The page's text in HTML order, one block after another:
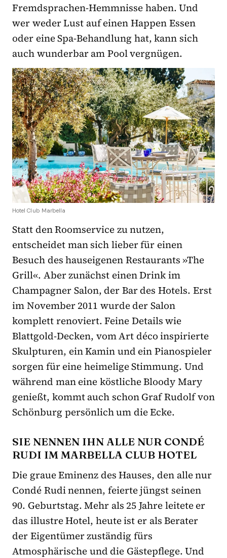
Fremdsprachen-Hemmnisse haben. Und
wer weder Lust auf einen Happen Essen
oder eine Spa-Behandlung hat, kann sich
auch wunderbar am Pool vergnügen.
Hotel Club Marbella
Statt den Roomservice zu nutzen,
entscheidet man sich lieber für einen
Besuch des hauseigenen Restaurants »The
Grill«. Aber zunächst einen Drink im
Champagner Salon, der Bar des Hotels. Erst
im November 2011 wurde der Salon
komplett renoviert. Feine Details wie
Blattgold-Decken, vom Art déco inspirierte
Skulpturen, ein Kamin und ein Pianospieler
sorgen für eine heimelige Stimmung. Und
während man eine köstliche Bloody Mary
genießt, kommt auch schon Graf Rudolf von
Schönburg persönlich um die Ecke.
SIE NENNEN IHN ALLE NUR CONDÉ
RUDI IM MARBELLA CLUB HOTEL
Die graue Eminenz des Hauses, den alle nur
Condé Rudi nennen, feierte jüngst seinen
90. Geburtstag. Mehr als 25 Jahre leitete er
das illustre Hotel, heute ist er als Berater
der Eigentümer zuständig fürs
Atmosphärische und die Gästepflege. Und